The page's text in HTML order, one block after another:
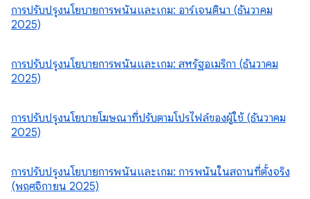
การปรับปรุงนโยบายการพนันและเกม: อาร์เจนตินา (ธันวาคม
2025)
การปรับปรุงนโยบายการพนันและเกม: สหรัฐอเมริกา (ธันวาคม
2025)
การปรับปรุงนโยบายโฆษณาที่ปรับตามโปรไฟล์ของผู้ใช้ (ธันวาคม
2025)
การปรับปรุงนโยบายการพนันและเกม: การพนันในสถานที่ตั้งจริง
(พฤศจิกายน 2025)